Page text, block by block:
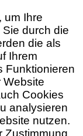
um Ihre
durch die
die als
Ihrem
Funktionieren
Cookies
analysieren
nutzen.